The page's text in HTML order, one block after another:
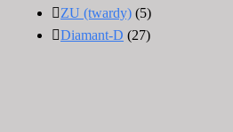
ZU (twardy) (5)
Diamant-D (27)